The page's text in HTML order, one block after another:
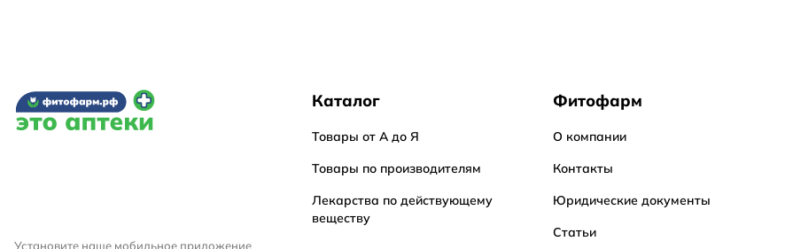
Установите наше мобильное приложение
Каталог
Товары от А до Я
Товары по производителям
Лекарства по действующему
веществу
Фитофарм
О компании
Контакты
Юридические документы
Статьи